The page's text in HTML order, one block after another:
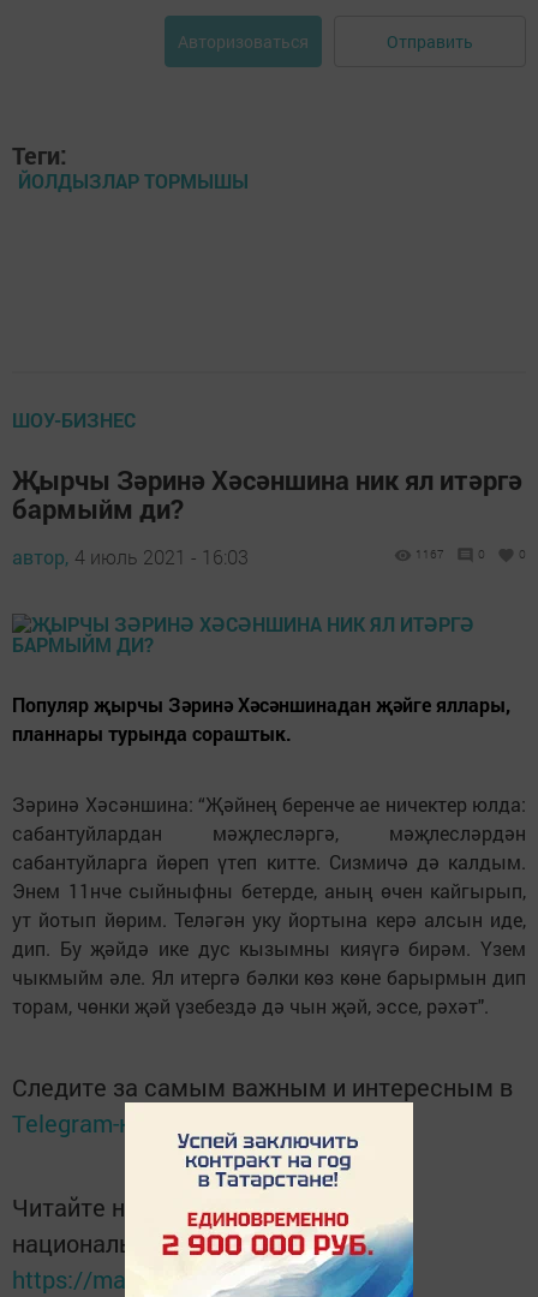
Авторизоваться Отправить
Теги:
ЙОЛДЫЗЛАР ТОРМЫШЫ
ШОУ-БИЗНЕС
Җырчы Зәринә Хәсәншина ник ял итәргә
бармыйм ди?
автор, 4 июль 2021 - 16:03 1167 0 0
Популяр җырчы Зәринә Хәсәншинадан җәйге яллары,
планнары турында сораштык.
Зәринә Хәсәншина: “Җәйнең беренче ае ничектер юлда:
сабантуйлардан мәҗлесләргә, мәҗлесләрдән
сабантуйларга йөреп үтеп китте. Сизмичә дә калдым.
Энем 11нче сыйныфны бетерде, аның өчен кайгырып,
ут йотып йөрим. Теләгән уку йортына керә алсын иде,
дип. Бу җәйдә ике дус кызымны кияүгә бирәм. Үзем
чыкмыйм әле. Ял итергә бәлки көз көне барырмын дип
торам, чөнки җәй үзебездә дә чын җәй, эссе, рәхәт".
Следите за самым важным и интересным в
Telegram-канале
Читайте новости Татарстана в
национальном мессенджере MАХ:
https://max.ru/tatmedia